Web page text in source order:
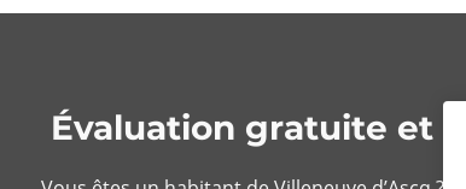
Évaluation gratuite et